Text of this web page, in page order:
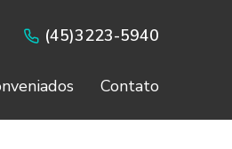
(45)3223-5940
Contato